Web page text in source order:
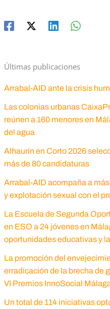
Últimas publicaciones
Arrabal-AID ante la crisis
Las colonias urbanas
reúnen a 160 menores en
del agua
Alhaurín en Corto 2026
más de 80 candidaturas
Arrabal-AID acompaña a
y explotación sexual con el
La Escuela de Segunda
en ESO a 24 jóvenes en
oportunidades educativas y
La promoción del
erradicación de la brecha de
VI Premios InnoSocial
Un total de 114 iniciativas